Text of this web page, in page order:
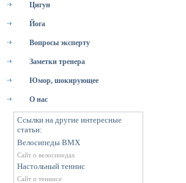
Цигун
Йога
Вопросы эксперту
Заметки тренера
Юмор, шокирующее
О нас
Ссылки на другие интересные
статьи:
Велосипеды BMX
Сайт о велосипедах
Настольный теннис
Сайт о теннисе